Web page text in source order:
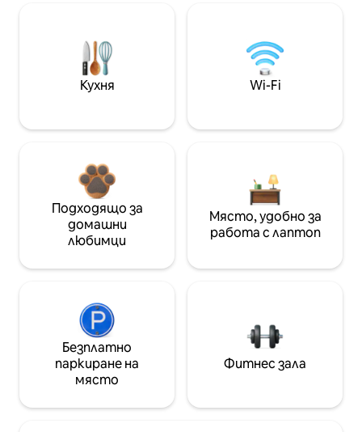
Кухня Wi-Fi
Подходящо за
домашни
любимци
Място, удобно за
работа с лаптоп
Безплатно
паркиране на
място
Фитнес зала